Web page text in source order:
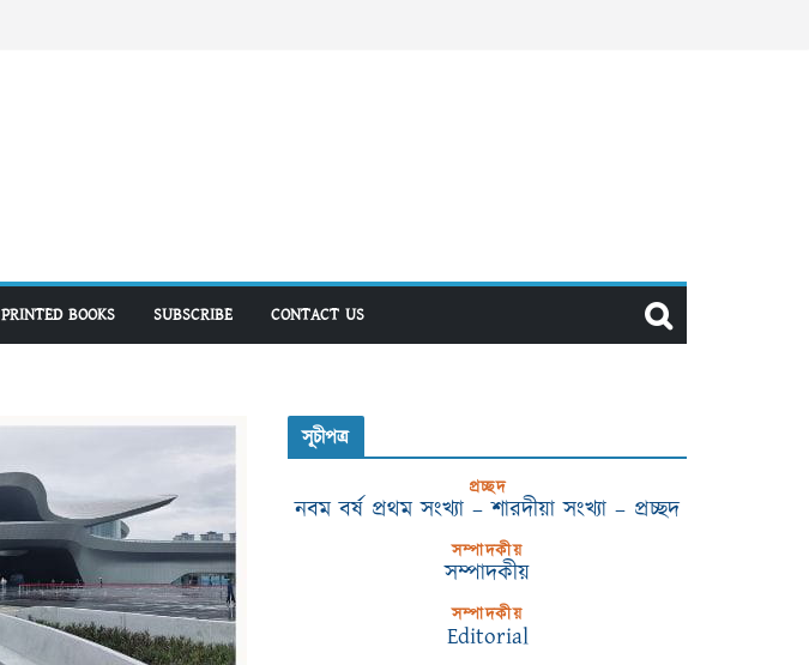
PRINTED BOOKS SUBSCRIBE CONTACT US
সূচীপত্র
প্রচ্ছদ
নবম বর্ষ প্রথম সংখ্যা – শারদীয়া সংখ্যা – প্রচ্ছদ
সম্পাদকীয়
সম্পাদকীয়
সম্পাদকীয়
Editorial